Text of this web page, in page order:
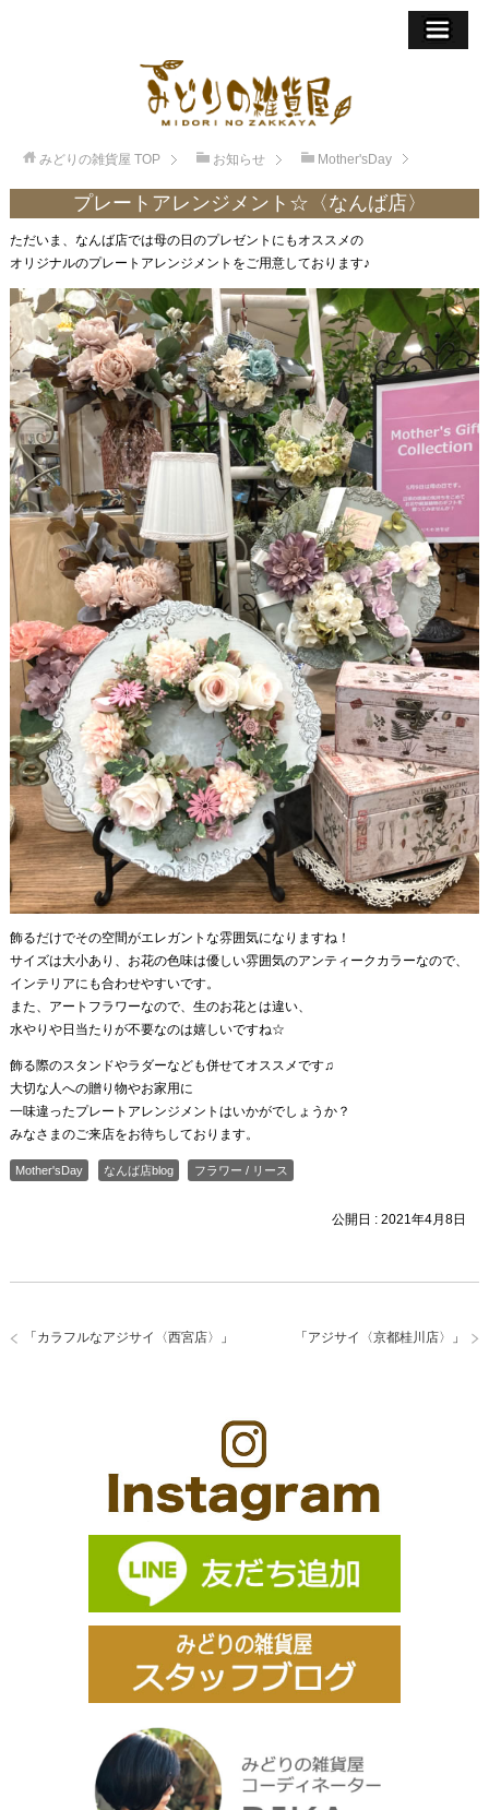
みどりの雑貨屋 TOP お知らせ Mother'sDay
プレートアレンジメント☆〈なんば店〉
ただいま、なんば店では母の日のプレゼントにもオススメの
オリジナルのプレートアレンジメントをご用意しております♪
飾るだけでその空間がエレガントな雰囲気になりますね！
サイズは大小あり、お花の色味は優しい雰囲気のアンティークカラーなので、
インテリアにも合わせやすいです。
また、アートフラワーなので、生のお花とは違い、
水やりや日当たりが不要なのは嬉しいですね☆
飾る際のスタンドやラダーなども併せてオススメです♫
大切な人への贈り物やお家用に
一味違ったプレートアレンジメントはいかがでしょうか？
みなさまのご来店をお待ちしております。
Mother'sDay なんば店blog フラワー / リース
公開日 :2021年4月8日
「 アジサイ〈京都桂川店〉 」
「 カラフルなアジサイ〈西宮店〉 」